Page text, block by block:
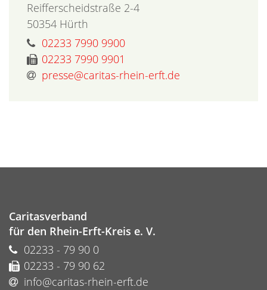
Reifferscheidstraße 2-4
50354 Hürth
02233 7990 9900
02233 7990 9901
presse@caritas-rhein-erft.de
Caritasverband
für den Rhein-Erft-Kreis e. V.
02233 - 79 90 0
02233 - 79 90 62
info@caritas-rhein-erft.de